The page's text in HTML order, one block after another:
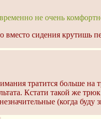
не очень
вместо сидения крутишь
тратится больше на
Кстати такой же
(когда